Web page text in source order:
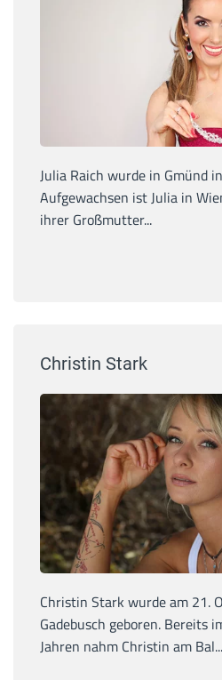
Julia Raich wurde in Gmünd
Aufgewachsen ist Julia in
ihrer Großmutter...
Christin Stark
Christin Stark wurde am 21.
Gadebusch geboren. Bereits
Jahren nahm Christin am Bal...